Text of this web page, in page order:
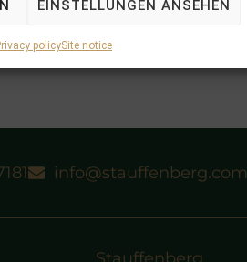
EINSTELLUNGEN ANSEHEN
policySite notice
info@stauffenberg.com